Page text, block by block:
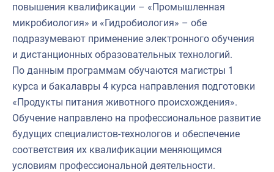
повышения квалификации – «Промышленная
микробиология» и «Гидробиология» – обе
подразумевают применение электронного обучения
и дистанционных образовательных технологий.
По данным программам обучаются магистры 1
курса и бакалавры 4 курса направления подготовки
«Продукты питания животного происхождения».
Обучение направлено на профессиональное развитие
будущих специалистов-технологов и обеспечение
соответствия их квалификации меняющимся
условиям профессиональной деятельности.